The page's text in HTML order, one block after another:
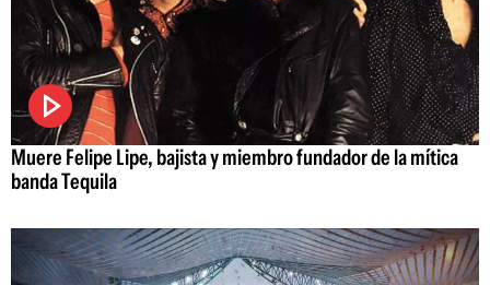
Muere Felipe Lipe, bajista y miembro fundador de la mítica
banda Tequila